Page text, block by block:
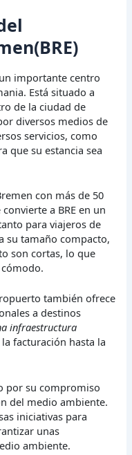
importante centro
Está situado a
de la ciudad de
diversos medios de
servicios, como
que su estancia sea
con más de 50
a BRE en un
para viajeros de
su tamaño compacto,
son cortas, lo que
también ofrece
a destinos
infraestructura
facturación hasta la
por su compromiso
del medio ambiente.
iniciativas para
unas
ambiente.